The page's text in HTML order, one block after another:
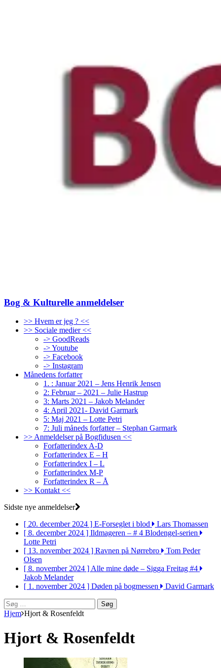
Bog & Kulturelle anmeldelser
>> Hvem er jeg ? <<
>> Sociale medier <<
-> GoodReads
-> Youtube
-> Facebook
-> Instagram
Månedens forfatter
1. : Januar 2021 – Jens Henrik Jensen
2: Februar – 2021 – Julie Hastrup
3: Marts 2021 – Jakob Melander
4: April 2021- David Garmark
5: Maj 2021 – Lotte Petri
7: Juli måneds forfatter – Stephan Garmark
>> Anmeldelser på Bogfidusen <<
Forfatterindex A-D
Forfatterindex E – H
Forfatterindex I – L
Forfatterindex M-P
Forfatterindex R – Å
>> Kontakt <<
Sidste nye anmeldelser
[ 20. december 2024 ] E-Forseglet i blod
Lars Thomassen
[ 8. december 2024 ] Ildmageren – # 4 Blodengel-serien
Lotte Petri
[ 13. november 2024 ] Ravnen på Nørrebro
Tom Peder
Olsen
[ 8. november 2024 ]Alle mine døde – Sigga Freitag #4
Jakob Melander
[ 1. november 2024 ] Døden på bogmessen
David Garmark
Søg
efter:
Hjem Hjort & Rosenfeldt
Hjort & Rosenfeldt